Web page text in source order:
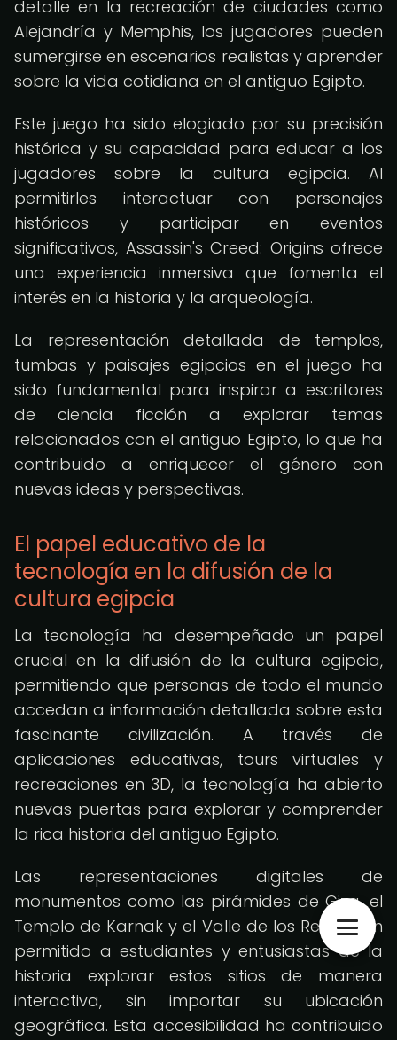
detalle en la recreación de ciudades como
Alejandría y Memphis, los jugadores pueden
sumergirse en escenarios realistas y aprender
sobre la vida cotidiana en el antiguo Egipto.
Este juego ha sido elogiado por su precisión
histórica y su capacidad para educar a los
jugadores sobre la cultura egipcia. Al
permitirles interactuar con personajes
históricos y participar en eventos
significativos, Assassin's Creed: Origins ofrece
una experiencia inmersiva que fomenta el
interés en la historia y la arqueología.
La representación detallada de templos,
tumbas y paisajes egipcios en el juego ha
sido fundamental para inspirar a escritores
de ciencia ficción a explorar temas
relacionados con el antiguo Egipto, lo que ha
contribuido a enriquecer el género con
nuevas ideas y perspectivas.
El papel educativo de la
tecnología en la difusión de la
cultura egipcia
La tecnología ha desempeñado un papel
crucial en la difusión de la cultura egipcia,
permitiendo que personas de todo el mundo
accedan a información detallada sobre esta
fascinante civilización. A través de
aplicaciones educativas, tours virtuales y
recreaciones en 3D, la tecnología ha abierto
nuevas puertas para explorar y comprender
la rica historia del antiguo Egipto.
Las representaciones digitales de
monumentos como las pirámides de Giza, el
Templo de Karnak y el Valle de los Reyes han
permitido a estudiantes y entusiastas de la
historia explorar estos sitios de manera
interactiva, sin importar su ubicación
geográfica. Esta accesibilidad ha contribuido